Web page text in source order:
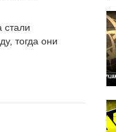
стали
тогда они